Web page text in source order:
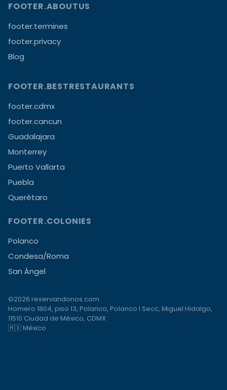
FOOTER.ABOUTUS
footer.termines
footer.privacy
Blog
FOOTER.BESTRESTAURANTS
footer.cdmx
footer.cancun
Guadalajara
Monterrey
Puerto Vallarta
Puebla
Querétaro
FOOTER.COLONIES
Polanco
Condesa/Roma
San Ángel
©2026 reservandonos.com
Homero 1804, piso 13, Polanco, Polanco I Secc, Miguel Hidalgo,
11510 Ciudad de México, CDMX
🇲🇽 México